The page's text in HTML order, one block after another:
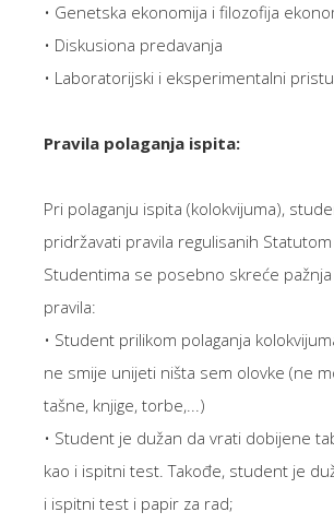
• Genetska ekonomija i filozofija
• Diskusiona predavanja
• Laboratorijski i eksperimentalni
Pravila polaganja ispita:
Pri polaganju ispita (kolokvijuma),
pridržavati pravila regulisanih
Studentima se posebno skreće
pravila:
• Student prilikom polaganja
ne smije unijeti ništa sem olovke (ne
tašne, knjige, torbe,...)
• Student je dužan da vrati dobijene
kao i ispitni test. Takođe, student je
i ispitni test i papir za rad;